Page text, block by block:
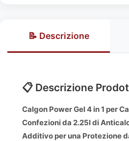
📝 Descrizione
📋 Descrizione
Calgon Power Gel 4 in 1 per
Confezioni da 2.25l di
Additivo per una Protezione